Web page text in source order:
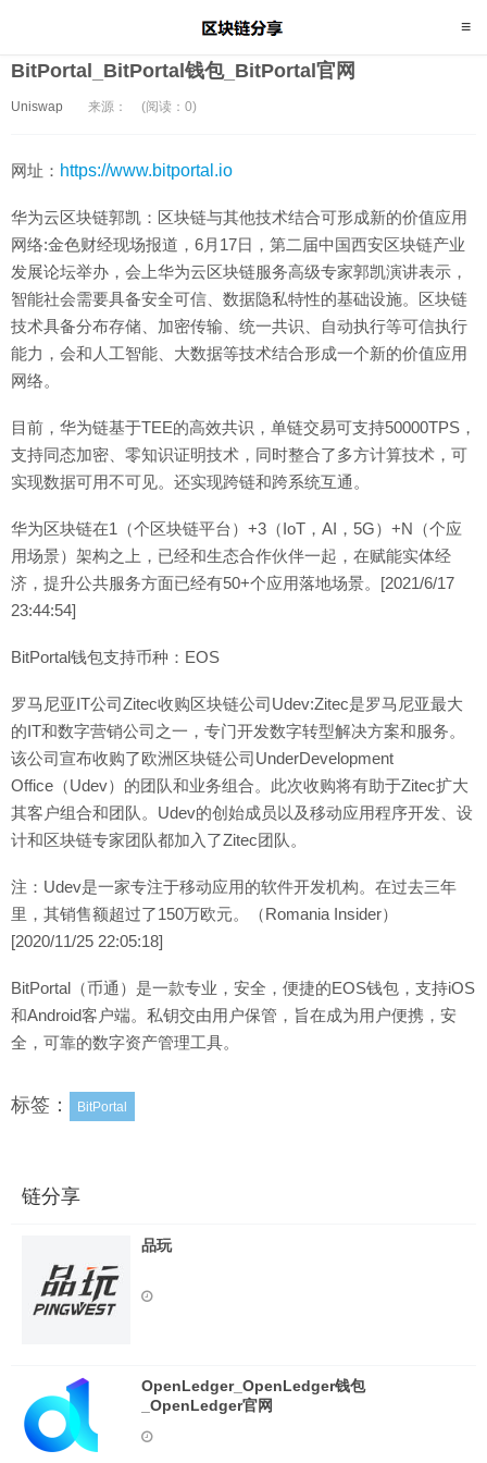
BitPortal_BitPortal钱包_BitPortal官网
Uniswap 来源： (阅读：0)
网址： https://www.bitportal.io
华为云区块链郭凯：区块链与其他技术结合可形成新的价值应用
网络:金色财经现场报道，6月17日，第二届中国西安区块链产业
发展论坛举办，会上华为云区块链服务高级专家郭凯演讲表示，
智能社会需要具备安全可信、数据隐私特性的基础设施。区块链
技术具备分布存储、加密传输、统一共识、自动执行等可信执行
能力，会和人工智能、大数据等技术结合形成一个新的价值应用
网络。
目前，华为链基于TEE的高效共识，单链交易可支持50000TPS，
支持同态加密、零知识证明技术，同时整合了多方计算技术，可
实现数据可用不可见。还实现跨链和跨系统互通。
华为区块链在1（个区块链平台）+3（IoT，AI，5G）+N（个应
用场景）架构之上，已经和生态合作伙伴一起，在赋能实体经
济，提升公共服务方面已经有50+个应用落地场景。[2021/6/17
23:44:54]
BitPortal钱包支持币种：EOS
罗马尼亚IT公司Zitec收购区块链公司Udev:Zitec是罗马尼亚最大
的IT和数字营销公司之一，专门开发数字转型解决方案和服务。
该公司宣布收购了欧洲区块链公司UnderDevelopment
Office（Udev）的团队和业务组合。此次收购将有助于Zitec扩大
其客户组合和团队。Udev的创始成员以及移动应用程序开发、设
计和区块链专家团队都加入了Zitec团队。
注：Udev是一家专注于移动应用的软件开发机构。在过去三年
里，其销售额超过了150万欧元。（Romania Insider）
[2020/11/25 22:05:18]
BitPortal（币通）是一款专业，安全，便捷的EOS钱包，支持iOS
和Android客户端。私钥交由用户保管，旨在成为用户便携，安
全，可靠的数字资产管理工具。
标签： BitPortal
链分享
品玩
OpenLedger_OpenLedger钱包
_OpenLedger官网